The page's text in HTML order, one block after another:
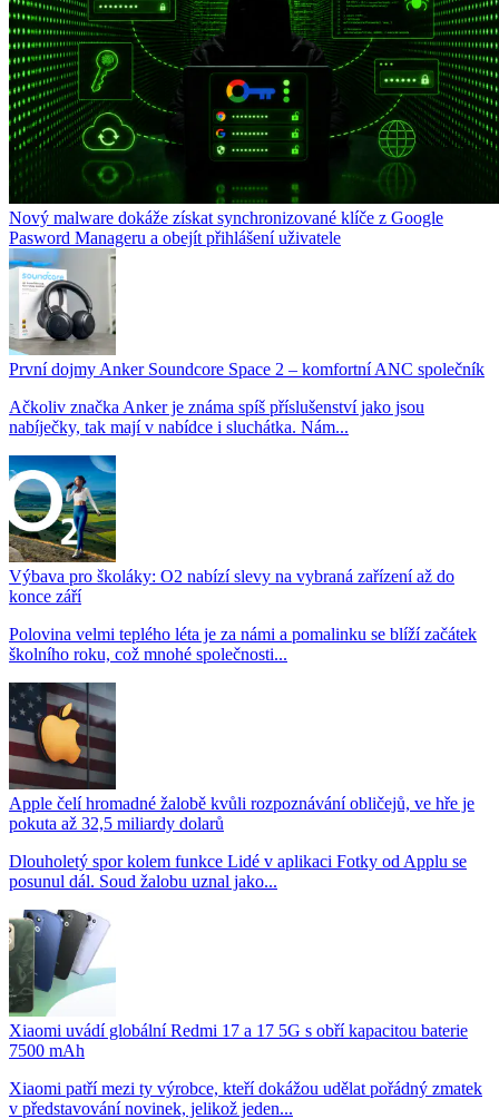
Nový malware dokáže získat synchronizované klíče z Google
Pasword Manageru a obejít přihlášení uživatele
První dojmy Anker Soundcore Space 2 – komfortní ANC společník
Ačkoliv značka Anker je známa spíš příslušenství jako jsou
nabíječky, tak mají v nabídce i sluchátka. Nám...
Výbava pro školáky: O2 nabízí slevy na vybraná zařízení až do
konce září
Polovina velmi teplého léta je za námi a pomalinku se blíží začátek
školního roku, což mnohé společnosti...
Apple čelí hromadné žalobě kvůli rozpoznávání obličejů, ve hře je
pokuta až 32,5 miliardy dolarů
Dlouholetý spor kolem funkce Lidé v aplikaci Fotky od Applu se
posunul dál. Soud žalobu uznal jako...
Xiaomi uvádí globální Redmi 17 a 17 5G s obří kapacitou baterie
7500 mAh
Xiaomi patří mezi ty výrobce, kteří dokážou udělat pořádný zmatek
v představování novinek, jelikož jeden...